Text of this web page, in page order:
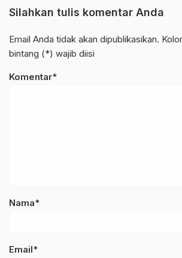
Silahkan tulis komentar Anda
Email Anda tidak akan dipublikasikan.
bintang (*) wajib diisi
Komentar*
Nama*
Email*